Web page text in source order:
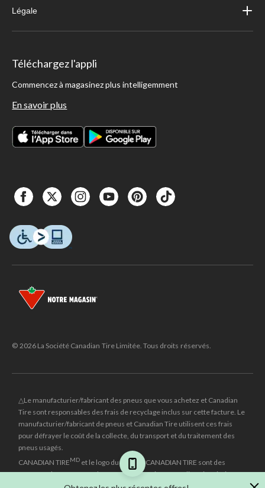
Légale
Téléchargez l'appli
Commencez à magasinez plus intelligemment
En savoir plus
© 2026 La Société Canadian Tire Limitée. Tous droits réservés.
△Le manufacturier/fabricant des pneus que vous achetez et Canadian
Tire sont responsables des frais de recyclage inclus sur cette facture. Le
manufacturier/fabricant de pneus et Canadian Tire utilisent ces frais
pour défrayer le coût de la collecte, du transport et du traitement des
pneus usagés.
CANADIAN TIREMD et le logo du triangle CANADIAN TIRE sont des
marques de commerce déposées de la Société Canadian Tire Limitée.